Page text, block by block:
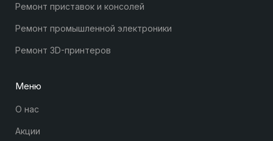
Ремонт приставок и консолей
Ремонт промышленной электроники
Ремонт 3D-принтеров
Меню
О нас
Акции